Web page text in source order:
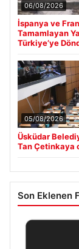
06/08/2026
İspanya ve
Tamamlayan
Türkiye’ye
05/08/2026
Üsküdar
Tan Çetinkaya
Son Eklenen